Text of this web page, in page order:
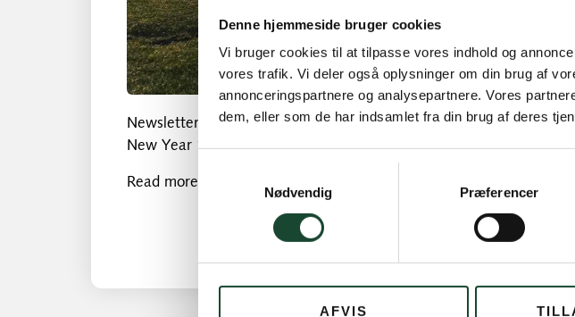
Denne hjemmeside bruger cookies
Vi bruger cookies til at tilpasse vores indhold og
vores trafik. Vi deler også oplysninger om din brug af
annonceringspartnere og analysepartnere. Vores
dem, eller som de har indsamlet fra din brug af deres
Nødvendig
Præferencer
AFVIS
Newsletter – * Mikkel Olsen continues * ½ price in the Lounge *
New Year *
Read more here: